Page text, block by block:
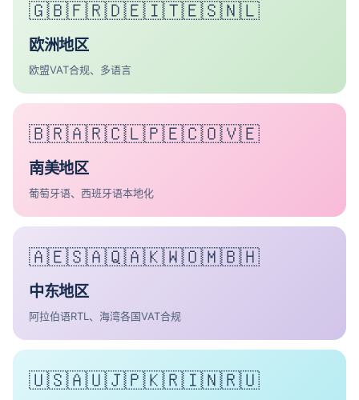
🇬🇧🇫🇷🇩🇪🇮🇹🇪🇸🇳🇱
欧洲地区
欧盟VAT合规、多语言
🇧🇷🇦🇷🇨🇱🇵🇪🇨🇴🇻🇪
南美地区
葡萄牙语、西班牙语本地化
🇦🇪🇸🇦🇶🇦🇰🇼🇴🇲🇧🇭
中东地区
阿拉伯语RTL、海湾各国VAT合规
🇺🇸🇦🇺🇯🇵🇰🇷🇮🇳🇷🇺